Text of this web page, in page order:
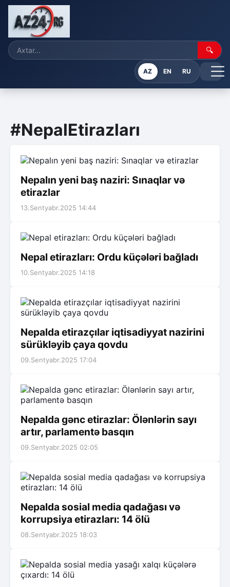
🔍
AZ EN RU
#NepalEtirazları
Nepalın yeni baş naziri: Sınaqlar və
etirazlar
13.Sentyabr.2025 14:44
Nepal etirazları: Ordu küçələri bağladı
10.Sentyabr.2025 14:18
Nepalda etirazçılar iqtisadiyyat nazirini
sürükləyib çaya qovdu
09.Sentyabr.2025 17:04
Nepalda gənc etirazlar: Ölənlərin sayı
artır, parlamentə basqın
09.Sentyabr.2025 02:05
Nepalda sosial media qadağası və
korrupsiya etirazları: 14 ölü
08.Sentyabr.2025 18:03